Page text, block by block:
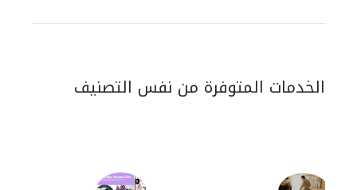
الخدمات المتوفرة من نفس التصنيف